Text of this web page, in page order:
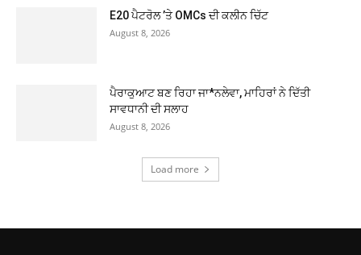
E20 ਪੈਟਰੋਲ ’ਤੇ OMCs ਦੀ ਕਲੀਨ ਚਿੱਟ
August 8, 2026
ਪੈਰਾਕੁਆਟ ਬਣ ਰਿਹਾ ਜਾ*ਨਲੇਵਾ, ਮਾਹਿਰਾਂ ਨੇ ਦਿੱਤੀ
ਸਾਵਧਾਨੀ ਦੀ ਸਲਾਹ
August 8, 2026
Load more